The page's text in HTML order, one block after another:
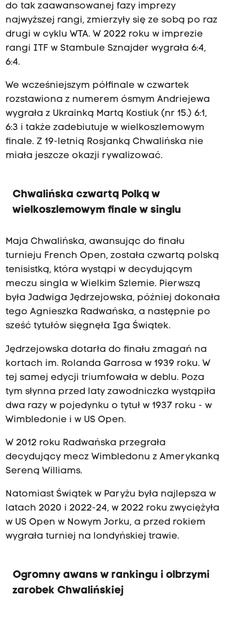
do tak zaawansowanej fazy imprezy
najwyższej rangi, zmierzyły się ze sobą po raz
drugi w cyklu WTA. W 2022 roku w imprezie
rangi ITF w Stambule Sznajder wygrała 6:4,
6:4.
We wcześniejszym półfinale w czwartek
rozstawiona z numerem ósmym Andriejewa
wygrała z Ukrainką Martą Kostiuk (nr 15.) 6:1,
6:3 i także zadebiutuje w wielkoszlemowym
finale. Z 19-letnią Rosjanką Chwalińska nie
miała jeszcze okazji rywalizować.
Chwalińska czwartą Polką w
wielkoszlemowym finale w singlu
Maja Chwalińska, awansując do finału
turnieju French Open, została czwartą polską
tenisistką, która wystąpi w decydującym
meczu singla w Wielkim Szlemie. Pierwszą
była Jadwiga Jędrzejowska, później dokonała
tego Agnieszka Radwańska, a następnie po
sześć tytułów sięgnęła Iga Świątek.
Jędrzejowska dotarła do finału zmagań na
kortach im. Rolanda Garrosa w 1939 roku. W
tej samej edycji triumfowała w deblu. Poza
tym słynna przed laty zawodniczka wystąpiła
dwa razy w pojedynku o tytuł w 1937 roku - w
Wimbledonie i w US Open.
W 2012 roku Radwańska przegrała
decydujący mecz Wimbledonu z Amerykanką
Sereną Williams.
Natomiast Świątek w Paryżu była najlepsza w
latach 2020 i 2022-24, w 2022 roku zwyciężyła
w US Open w Nowym Jorku, a przed rokiem
wygrała turniej na londyńskiej trawie.
Ogromny awans w rankingu i olbrzymi
zarobek Chwalińskiej